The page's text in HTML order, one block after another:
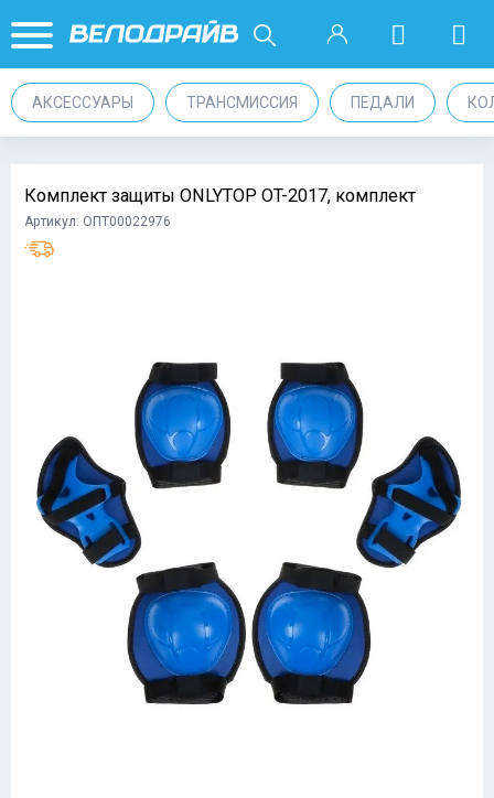
АКСЕССУАРЫ ТРАНСМИССИЯ ПЕДАЛИ
Комплект защиты ONLYTOP OT-2017, комплект
Артикул: ОПТ00022976